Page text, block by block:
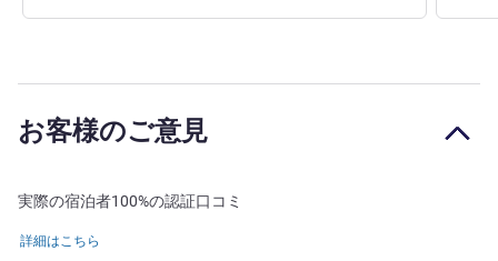
お客様のご意見
実際の宿泊者100%の認証口コミ
詳細はこちら